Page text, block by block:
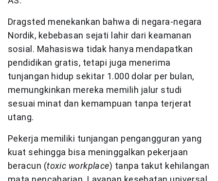
Dragsted menekankan bahwa di negara-negara
Nordik, kebebasan sejati lahir dari keamanan
sosial. Mahasiswa tidak hanya mendapatkan
pendidikan gratis, tetapi juga menerima
tunjangan hidup sekitar 1.000 dolar per bulan,
memungkinkan mereka memilih jalur studi
sesuai minat dan kemampuan tanpa terjerat
utang.
Pekerja memiliki tunjangan pengangguran yang
kuat sehingga bisa meninggalkan pekerjaan
beracun (toxic workplace) tanpa takut kehilangan